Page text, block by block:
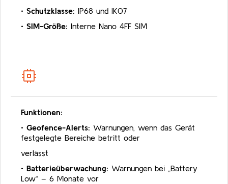
• Schutzklasse: IP68 und IK07
• SIM-Größe: Interne Nano 4FF SIM
Funktionen:
• Geofence-Alerts: Warnungen, wenn das Gerät
festgelegte Bereiche betritt oder
verlässt
• Batterieüberwachung: Warnungen bei „Battery
Low“ – 6 Monate vor